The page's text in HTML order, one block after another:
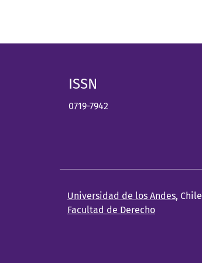
ISSN
0719-7942
Universidad de los Andes, Chile
Facultad de Derecho